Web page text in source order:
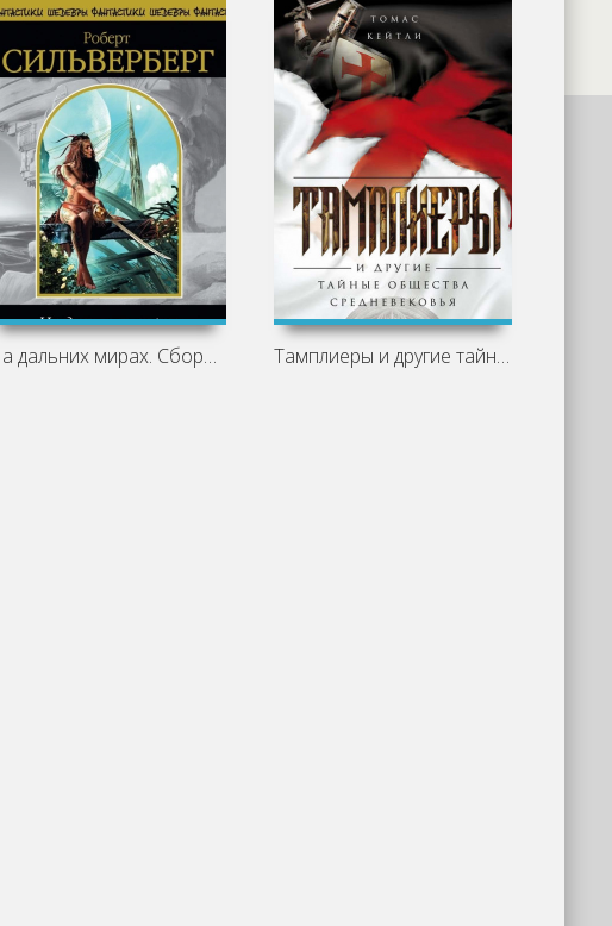
На дальних мирах. Сборник - Роберт Тамплиеры и другие тайные общества